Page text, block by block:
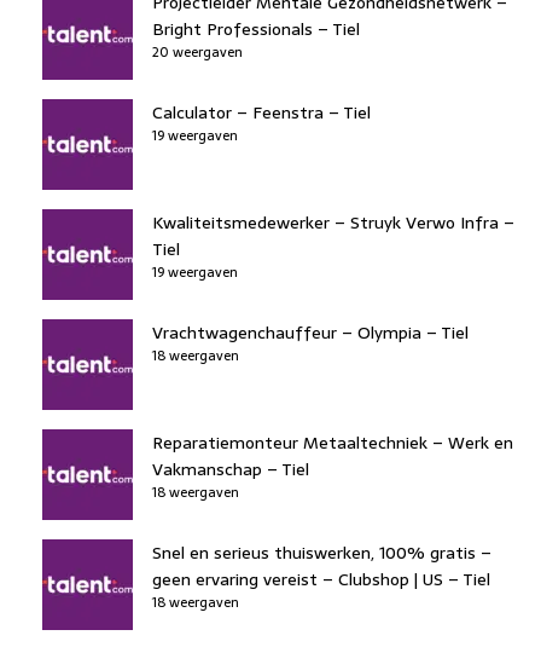
Bright Professionals – Tiel
20 weergaven
Calculator – Feenstra – Tiel
19 weergaven
Kwaliteitsmedewerker – Struyk Verwo Infra –
Tiel
19 weergaven
Vrachtwagenchauffeur – Olympia – Tiel
18 weergaven
Reparatiemonteur Metaaltechniek – Werk en
Vakmanschap – Tiel
18 weergaven
Snel en serieus thuiswerken, 100% gratis –
geen ervaring vereist – Clubshop | US – Tiel
18 weergaven